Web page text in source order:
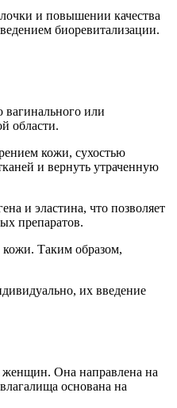
и повышении качества
биоревитализации.
или
области.
кожи, сухостью
и вернуть утраченную
и эластина, что позволяет
препаратов.
кожи. Таким образом,
их введение
женщин. Она направлена на
основана на